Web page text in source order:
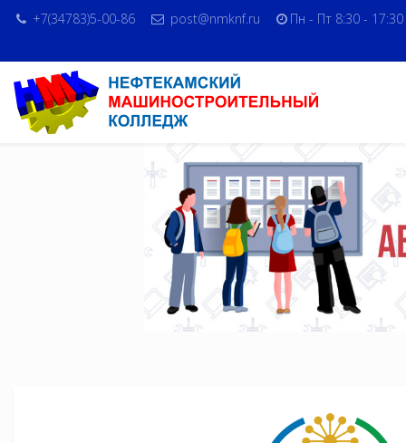
+7(34783)5-00-86 post@nmknf.ru Пн - Пт 8:30 - 17:30